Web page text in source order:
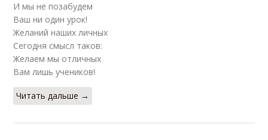
И мы не позабудем
Ваш ни один урок!
Желаний наших личных
Сегодня смысл таков:
Желаем мы отличных
Вам лишь учеников!
Читать дальше →